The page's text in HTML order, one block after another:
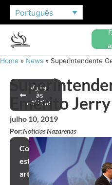
Português
Home » News » Superintendente
Voltar
às
notícias
Emérito
julho 10, 2019
Por:Notícias Nazarenas
Compartilhar
este
artigo